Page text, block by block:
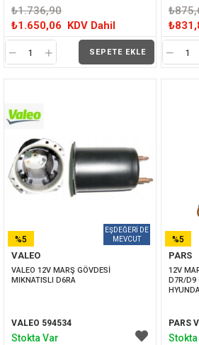
₺1.736,90
₺1.650,06 KDV Dahil
SEPETE EKLE
VALEO
VALEO 12V MARŞ GÖVDESİ
MIKNATISLI D6RA
VALEO 594534
%5
İNDIRIM
Stokta Var
PARS
12V
D7R/D9
PARS
%5
İNDIRIM
Stokta